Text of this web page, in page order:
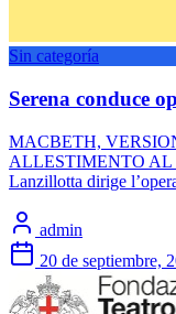
Sin categoría
Serena conduce
MACBETH,
ALLESTIMENTO AL
Lanzillotta dirige
admin
20 de septiembre,